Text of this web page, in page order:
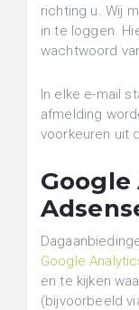
richting u. Wij
in te loggen.
wachtwoord
In elke e-mail
afmelding
voorkeuren uit
Google
en te kijken
(bijvoorbeeld